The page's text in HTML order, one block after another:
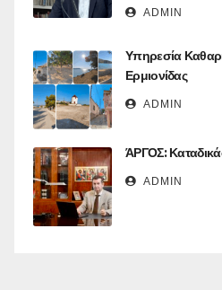
ADMIN
Υπηρεσία
Ερμιονίδας
ADMIN
ΆΡΓΟΣ:
ADMIN